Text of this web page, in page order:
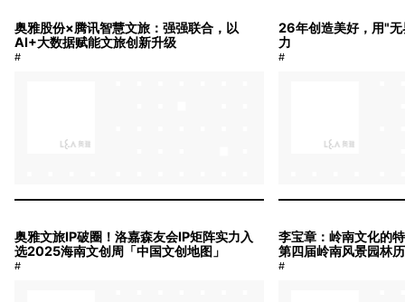
奥雅股份×腾讯智慧文旅：强强联合，以
AI+大数据赋能文旅创新升级
#
26年创造美好，用"
力
#
奥雅文旅IP破圈！洛嘉森友会IP矩阵实力入
选2025海南文创周「中国文创地图」
#
李宝章：岭南文化的
第四届岭南风景园林
#